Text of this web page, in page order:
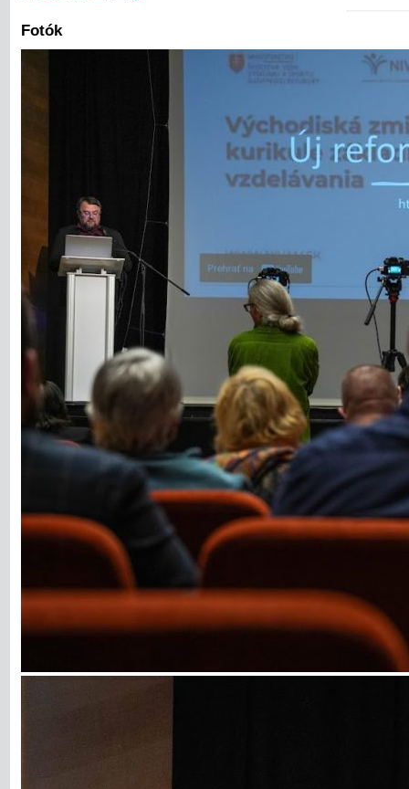
Fotók